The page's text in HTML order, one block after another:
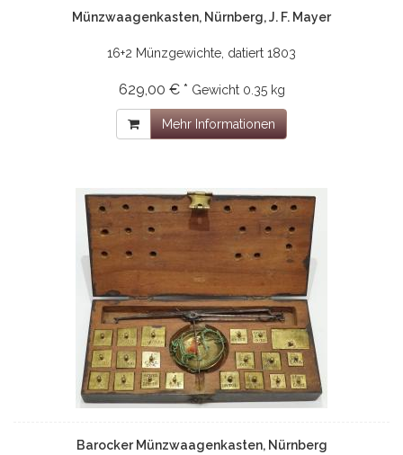
Münzwaagenkasten, Nürnberg, J. F. Mayer
16+2 Münzgewichte, datiert 1803
629,00 € * Gewicht 0.35 kg
Mehr Informationen
Barocker Münzwaagenkasten, Nürnberg